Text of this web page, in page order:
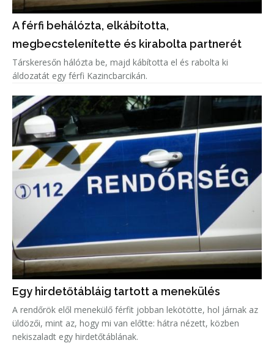
A férfi behálózta, elkábította,
megbecstelenítette és kirabolta partnerét
Társkeresőn hálózta be, majd kábította el és rabolta ki
áldozatát egy férfi Kazincbarcikán.
Egy hirdetőtábláig tartott a menekülés
A rendőrök elől menekülő férfit jobban lekötötte, hol járnak az
üldözői, mint az, hogy mi van előtte: hátra nézett, közben
nekiszaladt egy hirdetőtáblának.